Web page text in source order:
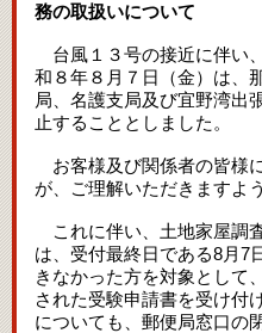
務の取扱いについて
台風１３号の接近に伴い
和８年８月７日（金）は、
局、名護支局及び宜野湾出
止することとしました。
お客様及び関係者の皆様
が、ご理解いただきますよ
これに伴い、土地家屋調
は、受付最終日である8月7
きなかった方を対象として
された受験申請書を受け付
についても、郵便局窓口の